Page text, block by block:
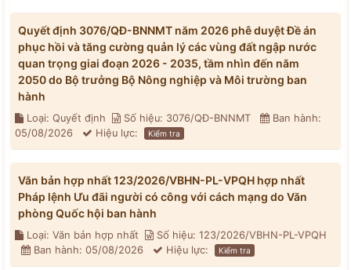
Quyết định 3076/QĐ-BNNMT năm 2026 phê duyệt Đề án
phục hồi và tăng cường quản lý các vùng đất ngập nước
quan trọng giai đoạn 2026 - 2035, tầm nhìn đến năm
2050 do Bộ trưởng Bộ Nông nghiệp và Môi trường ban
hành
Loại: Quyết định Số hiệu: 3076/QĐ-BNNMT
Ban hành:
05/08/2026
Hiệu lực: Kiểm tra
Văn bản hợp nhất 123/2026/VBHN-PL-VPQH hợp nhất
Pháp lệnh Ưu đãi người có công với cách mạng do Văn
phòng Quốc hội ban hành
Loại: Văn bản hợp nhất
Số hiệu: 123/2026/VBHN-PL-VPQH
Ban hành: 05/08/2026
Hiệu lực: Kiểm tra